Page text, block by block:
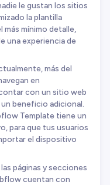
le gustan los sitios
la plantilla
mínimo detalle,
una experiencia de
más del
en
con un sitio web
beneficio adicional.
Template tiene un
para que tus usuarios
el dispositivo
páginas y secciones
cuentan con